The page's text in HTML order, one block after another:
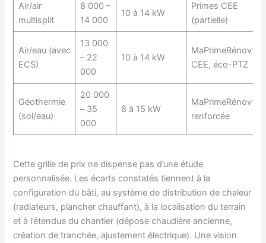
Air/air
multisplit
8 000 –
14 000
10 à 14 kW
Primes CEE
(partielle)
Air/eau (avec
ECS)
13 000
– 22
000
10 à 14 kW
MaPrimeRénov’,
CEE, éco-PTZ
Géothermie
(sol/eau)
20 000
– 35
000
8 à 15 kW
MaPrimeRénov’
renforcée
Cette grille de prix ne dispense pas d’une étude
personnalisée. Les écarts constatés tiennent à la
configuration du bâti, au système de distribution de chaleur
(radiateurs, plancher chauffant), à la localisation du terrain
et à l’étendue du chantier (dépose chaudière ancienne,
création de tranchée, ajustement électrique). Une vision